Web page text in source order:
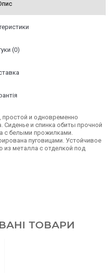
(0)
простой и одновременно
Сиденье и спинка обиты прочной
с белыми прожилками.
пуговицами. Устойчивое
из металла с отделкой под
ТОВАРИ